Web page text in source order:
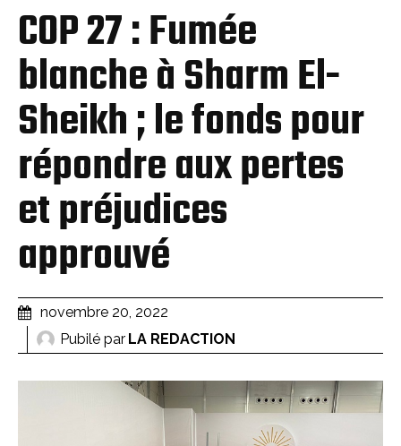
COP 27 : Fumée
blanche à Sharm El-
Sheikh ; le fonds pour
répondre aux pertes
et préjudices
approuvé
novembre 20, 2022
Pubilé par LA REDACTION